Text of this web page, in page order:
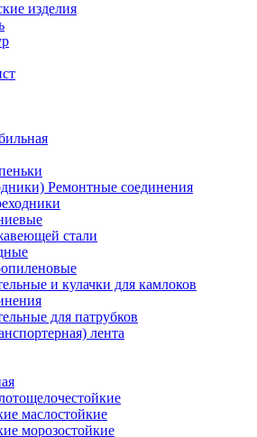
изделия
Ремонтные соединения
стали
и кулачки для камлоков
для патрубков
лента
маслостойкие
морозостойкие